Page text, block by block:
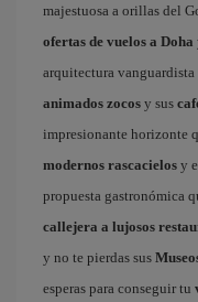
majestuosa a orillas del
ofertas de vuelos a Doha
arquitectura
animados zocos y sus
impresionante horizonte
modernos rascacielos y
propuesta gastronómica
callejera a lujosos
y no te pierdas sus
esperas para conseguir tu